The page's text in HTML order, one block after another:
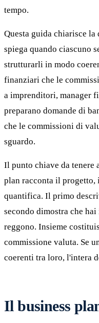
tempo.
Questa guida chiarisce
spiega quando ciascuno
strutturarli in modo
finanziari che le
a imprenditori, manager
preparano domande di
che le commissioni di
sguardo.
Il punto chiave da tenere
plan racconta il
quantifica. Il primo
secondo dimostra che
reggono. Insieme
commissione valuta. Se
coerenti tra loro, l'intera
Il business